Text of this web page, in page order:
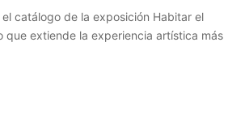
catálogo de la exposición Habitar el
que extiende la experiencia artística más